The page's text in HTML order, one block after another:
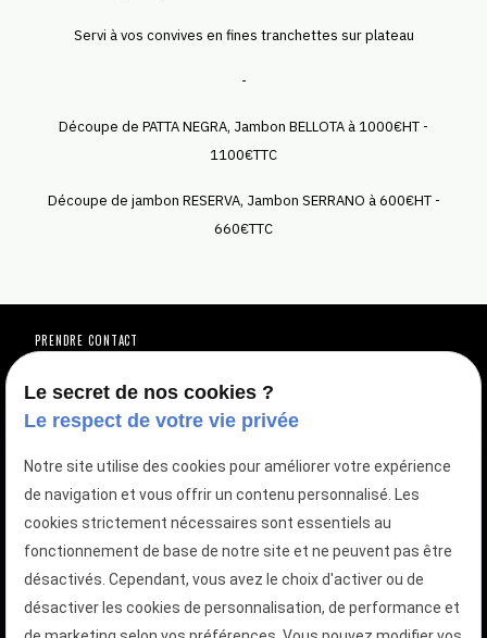
Servi à vos convives en fines tranchettes sur plateau
-
Découpe de PATTA NEGRA, Jambon BELLOTA à 1000€HT -
1100€TTC
Découpe de jambon RESERVA, Jambon SERRANO à 600€HT -
660€TTC
PRENDRE CONTACT
Vous êtes intéressé(e) par une de nos
prestations ?
TÉLÉPHONEZ AU
01 88 24 23 12
Votre devis en quelques clics
Le secret de nos cookies ?
Le respect de votre vie privée
Notre site utilise des cookies pour améliorer votre expérience
de navigation et vous offrir un contenu personnalisé. Les
cookies strictement nécessaires sont essentiels au
fonctionnement de base de notre site et ne peuvent pas être
désactivés. Cependant, vous avez le choix d'activer ou de
désactiver les cookies de personnalisation, de performance et